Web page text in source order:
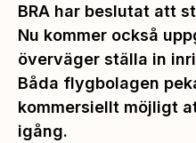
BRA har beslutat att
Nu kommer också
överväger ställa in
Båda flygbolagen
kommersiellt möjligt
igång.